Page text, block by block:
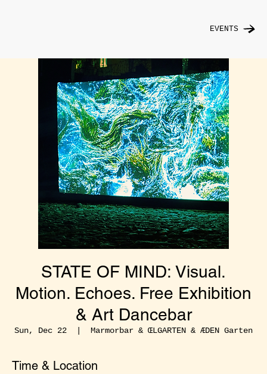
EVENTS
STATE OF MIND: Visual.
Motion. Echoes. Free Exhibition
& Art Dancebar
Sun, Dec 22
  |
Marmorbar & ŒLGARTEN & ÆDEN Garten
Time & Location